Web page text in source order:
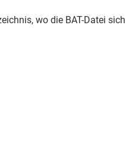
wo die BAT-Datei sich